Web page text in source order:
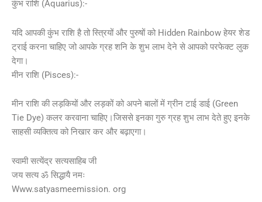
कुंभ राशि (Aquarius):-
यदि आपकी कुंभ राशि है तो स्त्रियों और पुरुषों को Hidden Rainbow हेयर शेड
ट्राई करना चाहिए जो आपके ग्रह शनि के शुभ लाभ देने से आपको परफेक्ट लुक
देगा।
मीन राशि (Pisces):-
मीन राशि की लड़कियों और लड़कों को अपने बालों में ग्रीन टाई डाई (Green
Tie Dye) कलर करवाना चाहिए।जिससे इनका गुरु ग्रह शुभ लाभ देते हुए इनके
साहसी व्यक्तित्व को निखार कर और बढ़ाएगा।
स्वामी सत्येंद्र सत्यसाहिब जी
जय सत्य ॐ सिद्धायै नमः
Www.satyasmeemission. org